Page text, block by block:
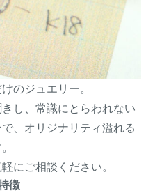
のジュエリー。
し、常識にとらわれない
、オリジナリティ溢れる
にご相談ください。
徴